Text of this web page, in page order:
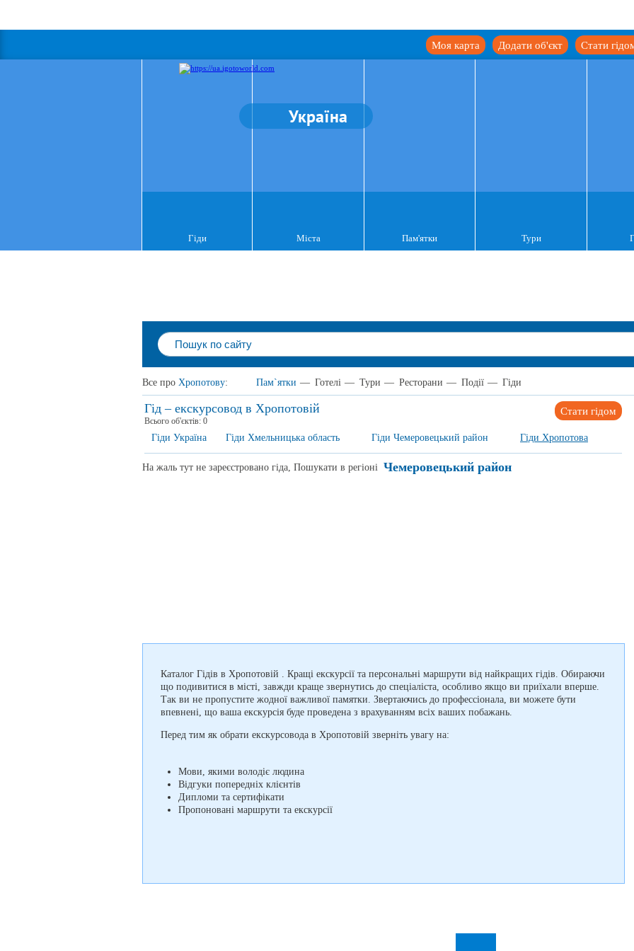
Стати
Додати об'єкт
Моя карта
Україна
Гіди Міста Пам'ятки Тури
Все про Хропотову: Пам`ятки — Готелі — Тури — Ресторани — Події — Гіди
Гід – екскурсовод в Хропотовій Стати гідом
Всього об'єктів: 0
Гіди Україна Гіди Хмельницька область Гіди Чемеровецький район Гіди Хропотова
На жаль тут не зареєстровано гіда, Пошукати в регіоні Чемеровецький район
Каталог Гідів в Хропотовій . Кращі екскурсії та персональні маршрути від найкращих гідів. Обираючи
що подивитися в місті, завжди краще звернутись до спеціаліста, особливо якщо ви приїхали вперше.
Так ви не пропустите жодної важливої памятки. Звертаючись до профессіонала, ви можете бути
впевнені, що ваша екскурсія буде проведена з врахуванням всіх ваших побажань.
Перед тим як обрати екскурсовода в Хропотовій зверніть увагу на:
Мови, якими володіє людина
Відгуки попередніх клієнтів
Дипломи та сертифікати
Пропоновані маршрути та екскурсії